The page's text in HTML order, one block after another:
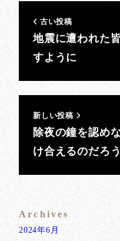
古い投稿
地震に遭われた
すように
新しい投稿
除夜の鐘を認め
け合えるのだろ
Archives
2024年6月